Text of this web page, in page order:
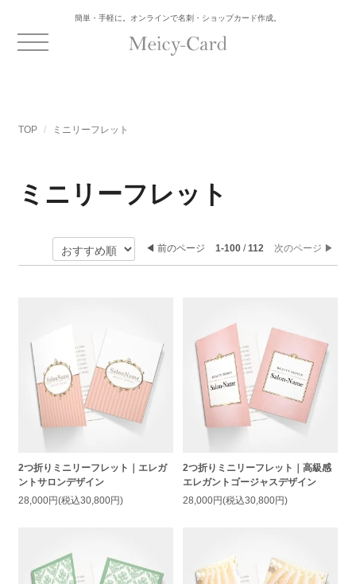
簡単・手軽に。オンラインで名刺・ショップカード作成。
TOP ミニリーフレット
ミニリーフレット
◀︎ 前のページ 1-100/112 次のページ ▶︎
2つ折りミニリーフレット｜エレガ
ントサロンデザイン
28,000円(税込30,800円)
2つ折りミニリーフレット｜高級感
エレガントゴージャスデザイン
28,000円(税込30,800円)